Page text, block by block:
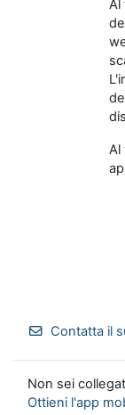
Al
Al
Contatta il
Non sei
Ottieni l'app